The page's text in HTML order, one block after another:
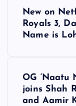
New on
Royals 3,
Name is
OG ‘Naatu
joins Shah
and Aamir